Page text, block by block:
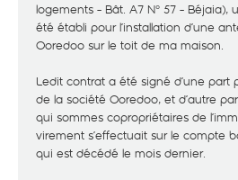
logements - Bât. A7 N° 57 -
été établi pour l’installation d’une
Ooredoo sur le toit de ma maison.
Ledit contrat a été signé d’une part
de la société Ooredoo, et d’autre
qui sommes copropriétaires de
virement s’effectuait sur le compte
qui est décédé le mois dernier.